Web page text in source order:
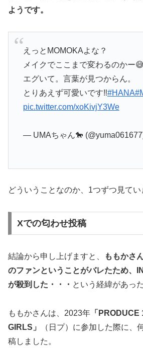
ようです。
えっとMOMOKAよな？
メイクでここまで変わるのかー😅
エグいて。言葉が見つからん。
とりあえず可愛いです‼️#HANA
pic.twitter.com/xoKivjY3We
— UMAちゃん🐎
どういうことなのか、1つずつ見てい
Xでの匂わせ投稿
結論から申し上げますと、
ももかさ
のファンということがバレたため、
が殺到した・・・ という経緯があっ
ももかさんは、2023年 「
GIRLS」
（日プ）に参加した際に、
稿しました。